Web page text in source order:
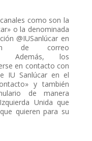
como son la
o la denominada
@IUSanlúcar en
de correo
Además, los
en contacto con
IU Sanlúcar en el
y también
de manera
Unida que
quieren para su